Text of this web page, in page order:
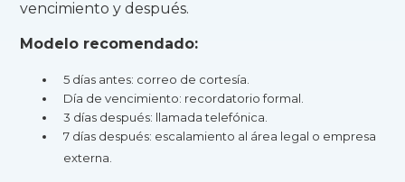
vencimiento y después.
Modelo recomendado:
5 días antes: correo de cortesía.
Día de vencimiento: recordatorio formal.
3 días después: llamada telefónica.
7 días después: escalamiento al área legal o empresa
externa.